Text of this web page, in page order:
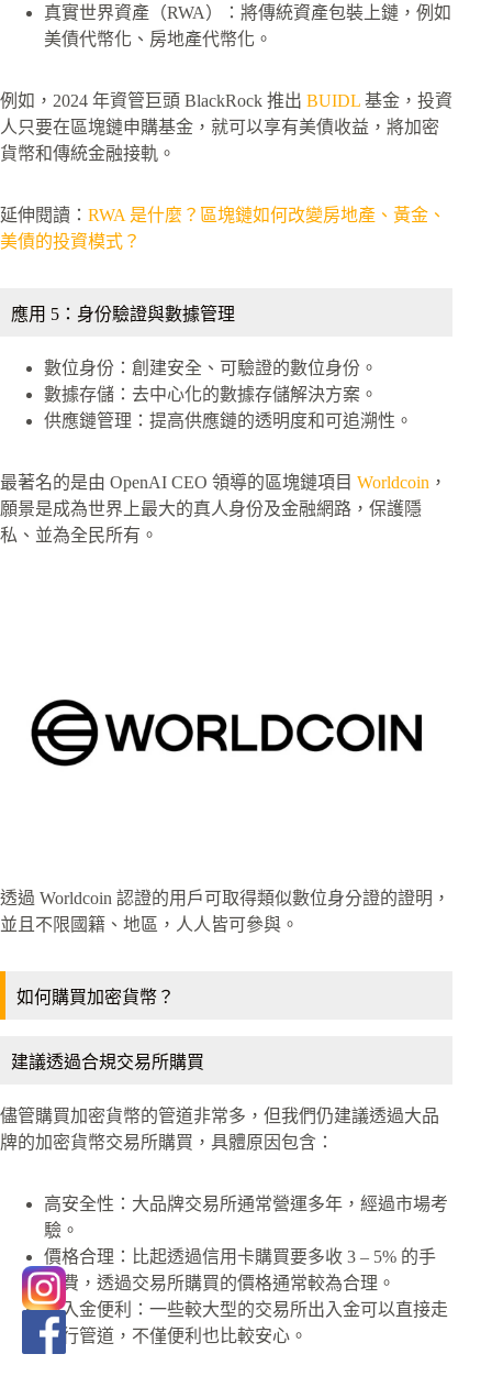
真實世界資產（RWA）：將傳統資產包裝上鏈，例如
美債代幣化、房地產代幣化。
例如，2024 年資管巨頭 BlackRock 推出 BUIDL 基金，投資
人只要在區塊鏈申購基金，就可以享有美債收益，將加密
貨幣和傳統金融接軌。
延伸閱讀： RWA 是什麼？區塊鏈如何改變房地產、黃金、
美債的投資模式？
應用 5：身份驗證與數據管理
數位身份：創建安全、可驗證的數位身份。
數據存儲：去中心化的數據存儲解決方案。
供應鏈管理：提高供應鏈的透明度和可追溯性。
最著名的是由 OpenAI CEO 領導的區塊鏈項目 Worldcoin ，
願景是成為世界上最大的真人身份及金融網路，保護隱
私、並為全民所有。
透過 Worldcoin 認證的用戶可取得類似數位身分證的證明，
並且不限國籍、地區，人人皆可參與。
如何購買加密貨幣？
建議透過合規交易所購買
儘管購買加密貨幣的管道非常多，但我們仍建議透過大品
牌的加密貨幣交易所購買，具體原因包含：
高安全性：大品牌交易所通常營運多年，經過市場考
驗。
價格合理：比起透過信用卡購買要多收 3 – 5% 的手
續費，透過交易所購買的價格通常較為合理。
出入金便利：一些較大型的交易所出入金可以直接走
銀行管道，不僅便利也比較安心。